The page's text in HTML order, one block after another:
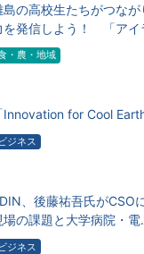
島の高校生たちがつな
を発信しよう！ 「ア
・農・地域
Innovation for Cool
ビジネス
、後藤祐吾氏が
場の課題と大学病院・
ビジネス